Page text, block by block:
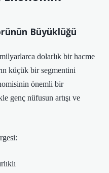
Büyüklüğü
dolarlık bir hacme
küçük bir segmentini
önemli bir
genç nüfusun artışı ve